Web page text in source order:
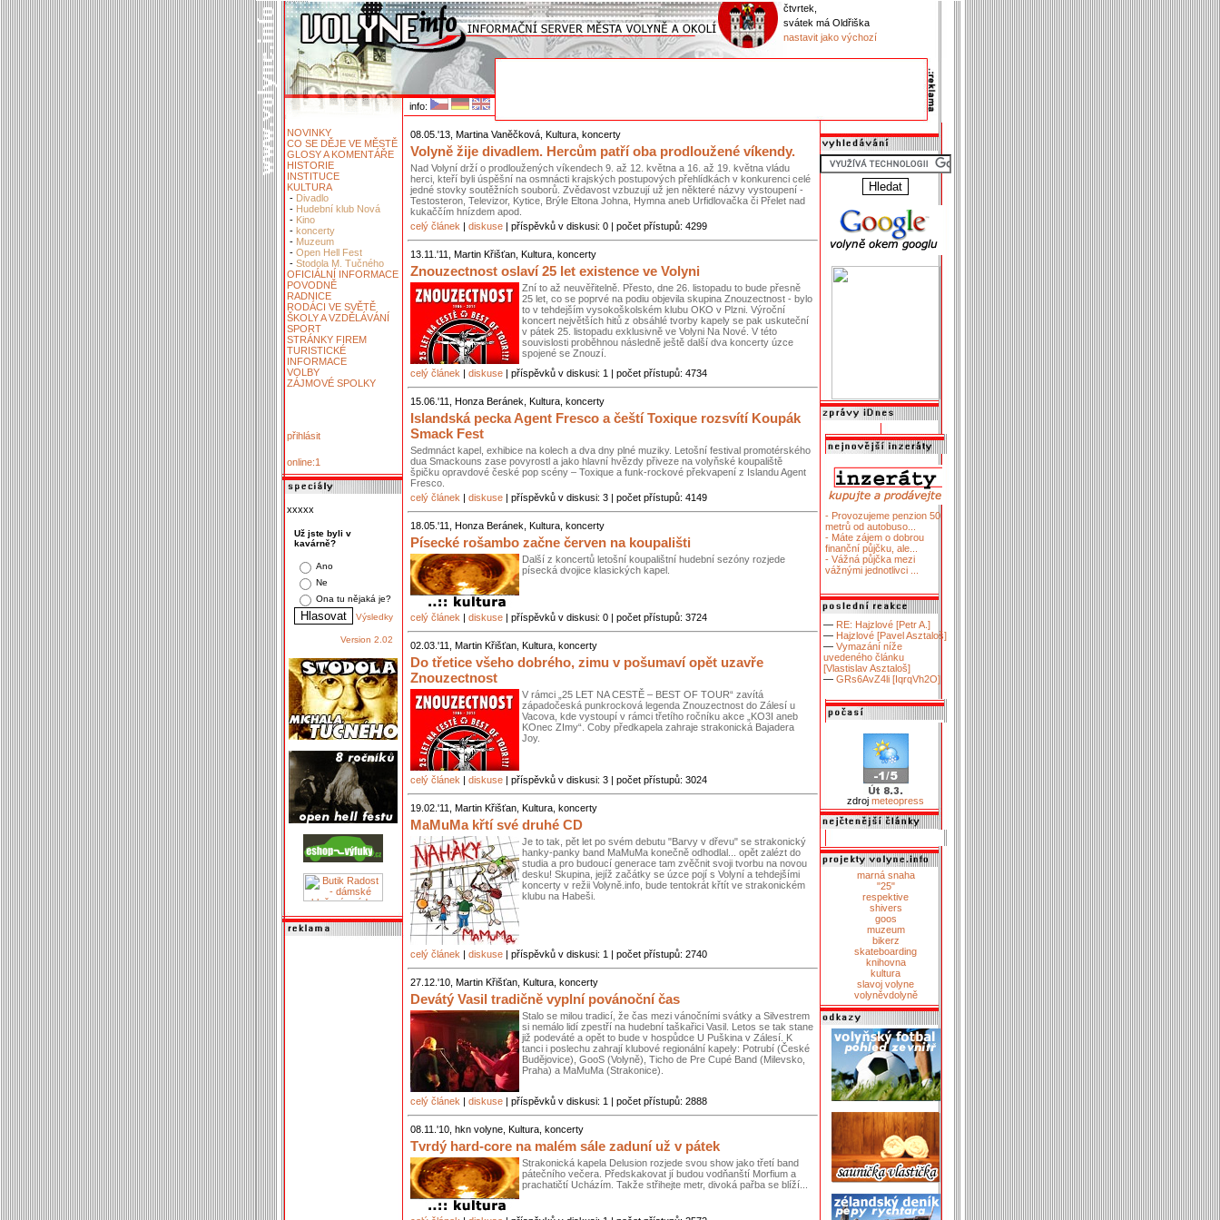
čtvrtek,
svátek má Oldřiška
nastavit jako výchozí
info:
NOVINKY
CO SE DĚJE VE MĚSTĚ
GLOSY A KOMENTÁŘE
HISTORIE
INSTITUCE
KULTURA
- Divadlo
- Hudební klub Nová
- Kino
- koncerty
- Muzeum
- Open Hell Fest
- Stodola M. Tučného
OFICIÁLNÍ INFORMACE
POVODNĚ
RADNICE
RODÁCI VE SVĚTĚ
ŠKOLY A VZDĚLÁVÁNÍ
SPORT
STRÁNKY FIREM
TURISTICKÉ
INFORMACE
VOLBY
ZÁJMOVÉ SPOLKY
přihlásit
online:1
xxxxx
Už jste byli v
kavárně?
Ano
Ne
Ona tu nějaká je?
Výsledky
Version 2.02
08.05.'13, Martina Vaněčková, Kultura, koncerty
Volyně žije divadlem. Hercům patří oba prodloužené víkendy.
Nad Volyní drží o prodloužených víkendech 9. až 12. května a 16. až 19. května vládu
herci, kteří byli úspěšní na osmnácti krajských postupových přehlídkách v konkurenci celé
jedné stovky soutěžních souborů. Zvědavost vzbuzují už jen některé názvy vystoupení -
Testosteron, Televizor, Kytice, Brýle Eltona Johna, Hymna aneb Urfidlovačka či Přelet nad
kukaččím hnízdem apod.
celý článek | diskuse | příspěvků v diskusi: 0 | počet přístupů: 4299
13.11.'11, Martin Křišťan, Kultura, koncerty
Znouzectnost oslaví 25 let existence ve Volyni
Zní to až neuvěřitelně. Přesto, dne 26. listopadu to bude přesně
25 let, co se poprvé na podiu objevila skupina Znouzectnost - bylo
to v tehdejším vysokoškolském klubu OKO v Plzni. Výroční
koncert největších hitů z obsáhlé tvorby kapely se pak uskuteční
v pátek 25. listopadu exklusivně ve Volyni Na Nové. V této
souvislosti proběhnou následně ještě další dva koncerty úzce
spojené se Znouzí.
celý článek | diskuse | příspěvků v diskusi: 1 | počet přístupů: 4734
15.06.'11, Honza Beránek, Kultura, koncerty
Islandská pecka Agent Fresco a čeští Toxique rozsvítí Koupák
Smack Fest
Sedmnáct kapel, exhibice na kolech a dva dny plné muziky. Letošní festival promotérského
dua Smackouns zase povyrostl a jako hlavní hvězdy přiveze na volyňské koupaliště
špičku opravdové české pop scény – Toxique a funk-rockové překvapení z Islandu Agent
Fresco.
celý článek | diskuse | příspěvků v diskusi: 3 | počet přístupů: 4149
18.05.'11, Honza Beránek, Kultura, koncerty
Písecké rošambo začne červen na koupališti
Další z koncertů letošní koupalištní hudební sezóny rozjede
písecká dvojice klasických kapel.
celý článek | diskuse | příspěvků v diskusi: 0 | počet přístupů: 3724
02.03.'11, Martin Křišťan, Kultura, koncerty
Do třetice všeho dobrého, zimu v pošumaví opět uzavře
Znouzectnost
V rámci „25 LET NA CESTĚ – BEST OF TOUR“ zavítá
západočeská punkrocková legenda Znouzectnost do Zálesí u
Vacova, kde vystoupí v rámci třetího ročníku akce „KO3I aneb
KOnec ZImy“. Coby předkapela zahraje strakonická Bajadera
Joy.
celý článek | diskuse | příspěvků v diskusi: 3 | počet přístupů: 3024
19.02.'11, Martin Křišťan, Kultura, koncerty
MaMuMa křtí své druhé CD
Je to tak, pět let po svém debutu "Barvy v dřevu" se strakonický
hanky-panky band MaMuMa konečně odhodlal... opět zalézt do
studia a pro budoucí generace tam zvěčnit svoji tvorbu na novou
desku! Skupina, jejíž začátky se úzce pojí s Volyní a tehdejšími
koncerty v režii Volyně.info, bude tentokrát křtít ve strakonickém
klubu na Habeši.
celý článek | diskuse | příspěvků v diskusi: 1 | počet přístupů: 2740
27.12.'10, Martin Křišťan, Kultura, koncerty
Devátý Vasil tradičně vyplní povánoční čas
Stalo se milou tradicí, že čas mezi vánočními svátky a Silvestrem
si nemálo lidí zpestří na hudební taškařici Vasil. Letos se tak stane
již podeváté a opět to bude v hospůdce U Puškina v Zálesí. K
tanci i poslechu zahrají klubové regionální kapely: Potrubí (České
Budějovice), GooS (Volyně), Ticho de Pre Cupé Band (Milevsko,
Praha) a MaMuMa (Strakonice).
celý článek | diskuse | příspěvků v diskusi: 1 | počet přístupů: 2888
08.11.'10, hkn volyne, Kultura, koncerty
Tvrdý hard-core na malém sále zaduní už v pátek
Strakonická kapela Delusion rozjede svou show jako třetí band
pátečního večera. Předskakovat jí budou vodňanští Morfium a
prachatičtí Ucházím. Takže střihejte metr, divoká pařba se blíží...
- Provozujeme penzion 50
metrů od autobuso...
- Máte zájem o dobrou
finanční půjčku, ale...
- Vážná půjčka mezi
vážnými jednotlivci ...
— RE: Hajzlové [Petr A.]
— Hajzlové [Pavel Asztaloš]
— Vymazání níže
uvedeného článku
[Vlastislav Asztaloš]
— GRs6AvZ4li [IqrqVh2O]
zdroj meteopress
marná snaha
"25"
respektive
shivers
goos
muzeum
bikerz
skateboarding
knihovna
kultura
slavoj volyne
volyněvdolyně